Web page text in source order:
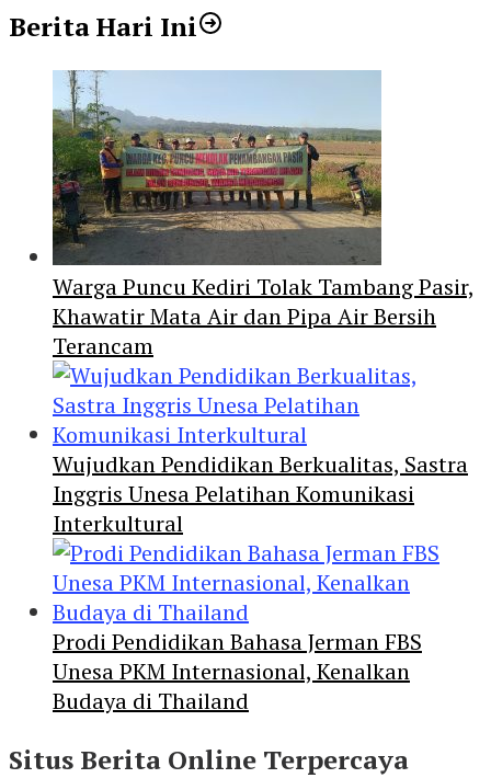
Berita Hari Ini
Warga Puncu Kediri Tolak Tambang Pasir,
Khawatir Mata Air dan Pipa Air Bersih
Terancam
Wujudkan Pendidikan Berkualitas, Sastra
Inggris Unesa Pelatihan Komunikasi
Interkultural
Prodi Pendidikan Bahasa Jerman FBS
Unesa PKM Internasional, Kenalkan
Budaya di Thailand
Situs Berita Online Terpercaya